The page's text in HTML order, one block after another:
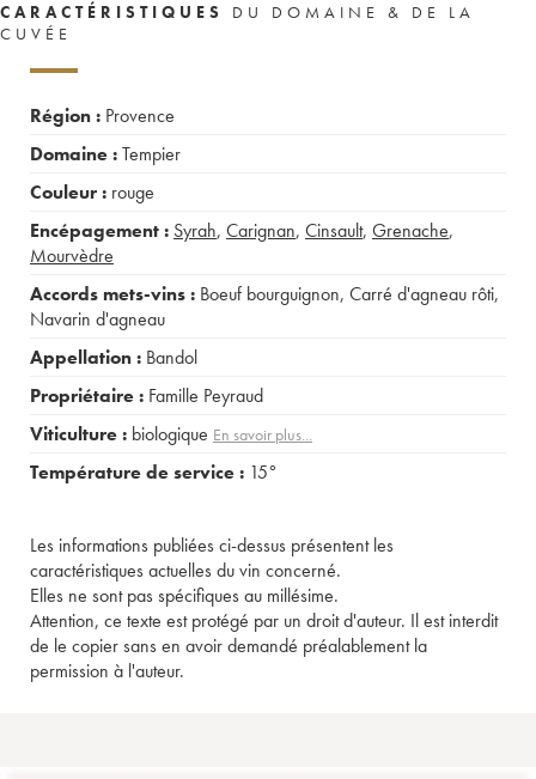
CARACTÉRISTIQUES
DU DOMAINE & DE LA
CUVÉE
Région : Provence
Domaine :Tempier
Couleur : rouge
Encépagement : Syrah, Carignan, Cinsault, Grenache,
Mourvèdre
Accords mets-vins : Boeuf bourguignon, Carré d'agneau rôti,
Navarin d'agneau
Appellation : Bandol
Propriétaire : Famille Peyraud
Viticulture : biologique En savoir plus...
Température de service : 15°
Les informations publiées ci-dessus présentent les
caractéristiques actuelles du vin concerné.
Elles ne sont pas spécifiques au millésime.
Attention, ce texte est protégé par un droit d'auteur. Il est interdit
de le copier sans en avoir demandé préalablement la
permission à l'auteur.